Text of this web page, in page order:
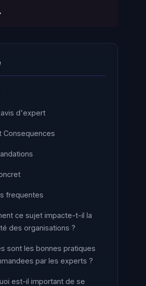
d'expert
Consequences
frequentes
ce sujet impacte-t-il la
des organisations ?
sont les bonnes pratiques
par les experts ?
est-il important de se